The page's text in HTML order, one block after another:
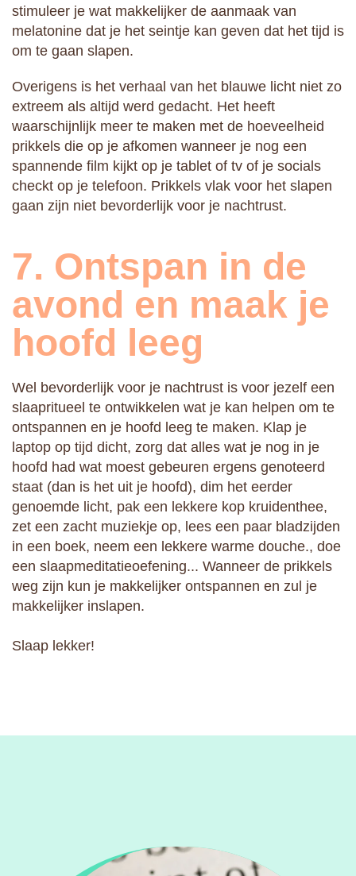
stimuleer je wat makkelijker de aanmaak van
melatonine dat je het seintje kan geven dat het tijd is
om te gaan slapen.
Overigens is het verhaal van het blauwe licht niet zo
extreem als altijd werd gedacht. Het heeft
waarschijnlijk meer te maken met de hoeveelheid
prikkels die op je afkomen wanneer je nog een
spannende film kijkt op je tablet of tv of je socials
checkt op je telefoon. Prikkels vlak voor het slapen
gaan zijn niet bevorderlijk voor je nachtrust.
7. Ontspan in de
avond en maak je
hoofd leeg
Wel bevorderlijk voor je nachtrust is voor jezelf een
slaapritueel te ontwikkelen wat je kan helpen om te
ontspannen en je hoofd leeg te maken. Klap je
laptop op tijd dicht, zorg dat alles wat je nog in je
hoofd had wat moest gebeuren ergens genoteerd
staat (dan is het uit je hoofd), dim het eerder
genoemde licht, pak een lekkere kop kruidenthee,
zet een zacht muziekje op, lees een paar bladzijden
in een boek, neem een lekkere warme douche., doe
een slaapmeditatieoefening... Wanneer de prikkels
weg zijn kun je makkelijker ontspannen en zul je
makkelijker inslapen.
Slaap lekker!